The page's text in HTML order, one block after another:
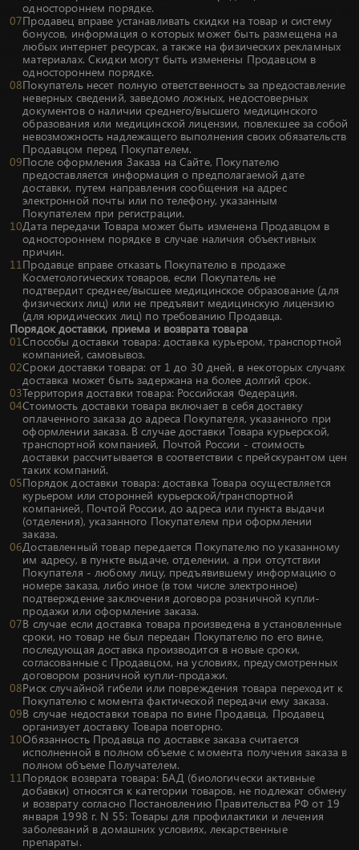
одностороннем порядке.
Продавец вправе устанавливать скидки на товар и систему
бонусов, информация о которых может быть размещена на
любых интернет ресурсах, а также на физических рекламных
материалах. Скидки могут быть изменены Продавцом в
одностороннем порядке.
Покупатель несет полную ответственность за предоставление
неверных сведений, заведомо ложных, недостоверных
документов о наличии среднего/высшего медицинского
образования или медицинской лицензии, повлекшее за собой
невозможность надлежащего выполнения своих обязательств
Продавцом перед Покупателем.
После оформления Заказа на Сайте, Покупателю
предоставляется информация о предполагаемой дате
доставки, путем направления сообщения на адрес
электронной почты или по телефону, указанным
Покупателем при регистрации.
Дата передачи Товара может быть изменена Продавцом в
одностороннем порядке в случае наличия объективных
причин.
Продавце вправе отказать Покупателю в продаже
Косметологических товаров, если Покупатель не
подтвердит среднее/высшее медицинское образование (для
физических лиц) или не предъявит медицинскую лицензию
(для юридических лиц) по требованию Продавца.
Порядок доставки, приема и возврата товара
Способы доставки товара: доставка курьером, транспортной
компанией, самовывоз.
Сроки доставки товара: от 1 до 30 дней, в некоторых случаях
доставка может быть задержана на более долгий срок.
Территория доставки товара: Российская Федерация.
Стоимость доставки товара включает в себя доставку
оплаченного заказа до адреса Покупателя, указанного при
оформлении заказа. В случае доставки Товара курьерской,
транспортной компанией, Почтой России - стоимость
доставки рассчитывается в соответствии с прейскурантом цен
таких компаний.
Порядок доставки товара: доставка Товара осуществляется
курьером или сторонней курьерской/транспортной
компанией, Почтой России, до адреса или пункта выдачи
(отделения), указанного Покупателем при оформлении
заказа.
Доставленный товар передается Покупателю по указанному
им адресу, в пункте выдаче, отделении, а при отсутствии
Покупателя - любому лицу, предъявившему информацию о
номере заказа, либо иное (в том числе электронное)
подтверждение заключения договора розничной купли-
продажи или оформление заказа.
В случае если доставка товара произведена в установленные
сроки, но товар не был передан Покупателю по его вине,
последующая доставка производится в новые сроки,
согласованные с Продавцом, на условиях, предусмотренных
договором розничной купли-продажи.
Риск случайной гибели или повреждения товара переходит к
Покупателю с момента фактической передачи ему заказа.
В случае недоставки товара по вине Продавца, Продавец
организует доставку Товара повторно.
Обязанность Продавца по доставке заказа считается
исполненной в полном объеме с момента получения заказа в
полном объеме Получателем.
Порядок возврата товара: БАД (биологически активные
добавки) относятся к категории товаров, не подлежат обмену
и возврату согласно Постановлению Правительства РФ от 19
января 1998 г. N 55: Товары для профилактики и лечения
заболеваний в домашних условиях, лекарственные
препараты.